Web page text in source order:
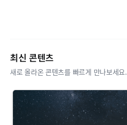
최신 콘텐츠
새로 올라온 콘텐츠를 빠르게 만나보세요.